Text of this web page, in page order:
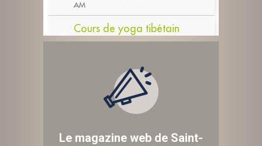
Le magazine web de Saint-